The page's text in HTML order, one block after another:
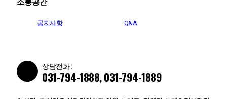
소통공간
공지사항 Q&A
상담전화 :
031-794-1888, 031-794-1889